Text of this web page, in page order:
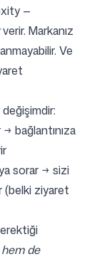
—
verir. Markanız
Ve
→ bağlantınıza
sorar → sizi
(belki ziyaret
hem de